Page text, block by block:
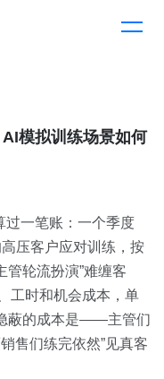
模拟训练场景如何
过一笔账：一个季度
压客户应对训练，按
轮流扮演”难缠客
工时和机会成本，单
蔽的成本是——主管们
售们练完依然”见真客